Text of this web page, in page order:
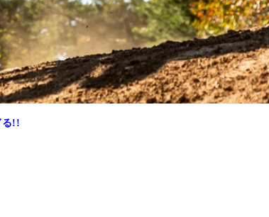
え、ウインカーはナックルガード（手の風防）
る!!